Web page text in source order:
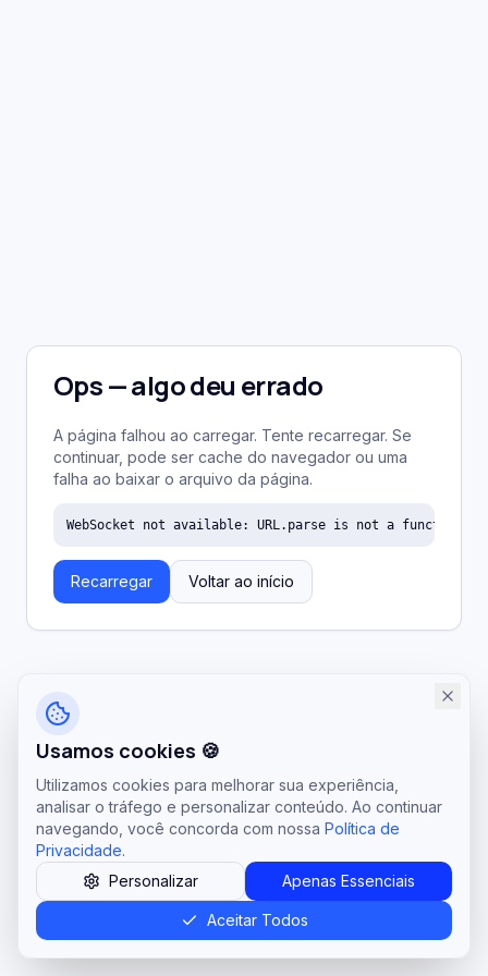
Ops — algo deu errado
A página falhou ao carregar. Tente recarregar. Se
continuar, pode ser cache do navegador ou uma
falha ao baixar o arquivo da página.
WebSocket not available: URL.parse is not a function
Recarregar Voltar ao início
Usamos cookies 🍪
Utilizamos cookies para melhorar sua experiência,
analisar o tráfego e personalizar conteúdo. Ao continuar
navegando, você concorda com nossa Política de
Privacidade.
Personalizar
Apenas Essenciais
Aceitar Todos